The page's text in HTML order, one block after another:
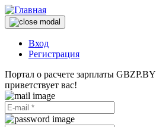
Вход
Регистрация
Портал о расчете зарплаты GBZP.BY
приветствует вас!